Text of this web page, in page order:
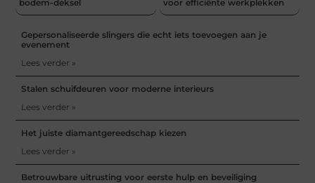
bodem-deksel
voor efficiënte werkplekken
Gepersonaliseerde slingers die echt iets toevoegen aan je
evenement
Lees verder »
Stalen schuifdeuren voor moderne interieurs
Lees verder »
Het juiste diamantgereedschap kiezen
Lees verder »
Betrouwbare uitrusting voor eerste hulp en beveiliging